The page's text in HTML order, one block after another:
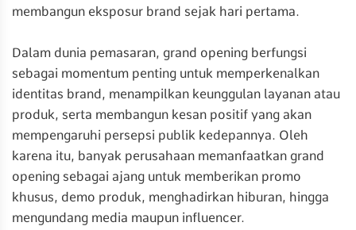
membangun eksposur brand sejak hari pertama.
Dalam dunia pemasaran, grand opening berfungsi
sebagai momentum penting untuk memperkenalkan
identitas brand, menampilkan keunggulan layanan atau
produk, serta membangun kesan positif yang akan
mempengaruhi persepsi publik kedepannya. Oleh
karena itu, banyak perusahaan memanfaatkan grand
opening sebagai ajang untuk memberikan promo
khusus, demo produk, menghadirkan hiburan, hingga
mengundang media maupun influencer.